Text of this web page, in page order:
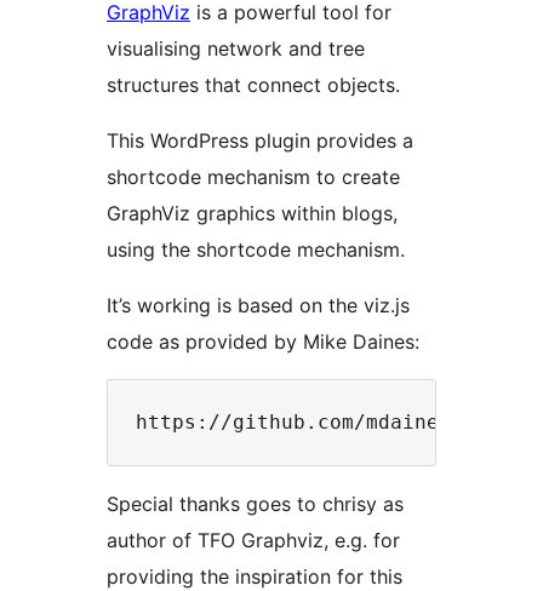
GraphViz is a powerful tool for
visualising network and tree
structures that connect objects.
This WordPress plugin provides a
shortcode mechanism to create
GraphViz graphics within blogs,
using the shortcode mechanism.
It’s working is based on the viz.js
code as provided by Mike Daines:
Special thanks goes to chrisy as
author of TFO Graphviz, e.g. for
providing the inspiration for this